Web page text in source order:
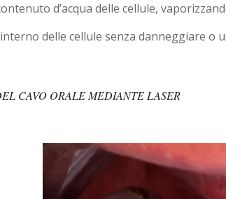
d’acqua delle cellule,
delle cellule senza danneggiare o
CAVO ORALE MEDIANTE LASER